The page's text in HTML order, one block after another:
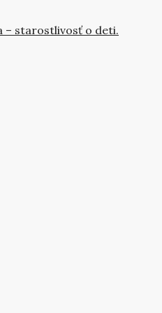
– starostlivosť o deti.